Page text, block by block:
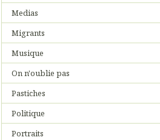
Medias
Migrants
Musique
On n'oublie pas
Pastiches
Politique
Portraits